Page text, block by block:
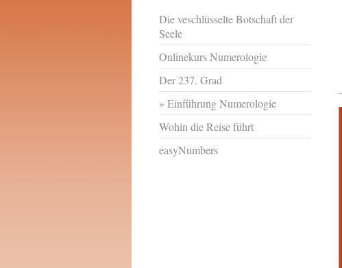
Die veschlüsselte Botschaft der
Seele
Onlinekurs Numerologie
Der 237. Grad
Einführung Numerologie
Wohin die Reise führt
easyNumbers